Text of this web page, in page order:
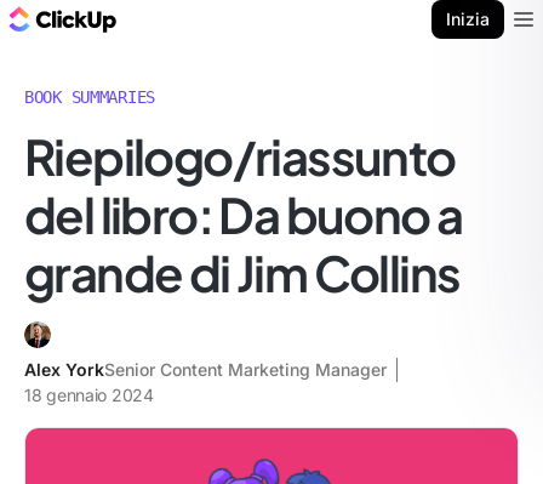
Inizia
BOOK SUMMARIES
Riepilogo/riassunto
del libro: Da buono a
grande di Jim Collins
Alex YorkSenior Content Marketing Manager
18 gennaio 2024